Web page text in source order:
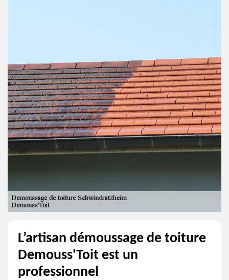
L’artisan démoussage de toiture
Demouss'Toit est un
professionnel